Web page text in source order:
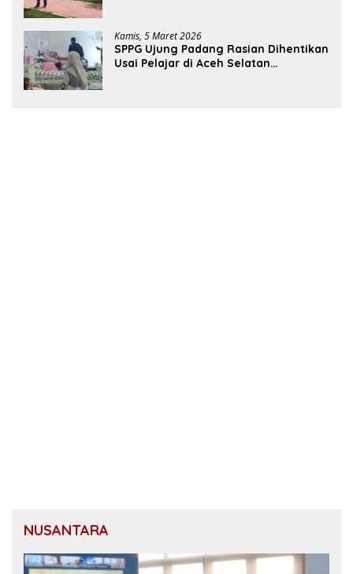
Kamis, 5 Maret 2026
SPPG Ujung Padang Rasian Dihentikan
Usai Pelajar di Aceh Selatan
NUSANTARA